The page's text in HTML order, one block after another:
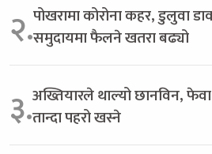
२.पोखरामा कोरोना कहर, डुलुवा
समुदायमा फैलने खतरा बढ्यो
३.अख्तियारले थाल्यो छानविन,
तान्दा पहरो खस्ने